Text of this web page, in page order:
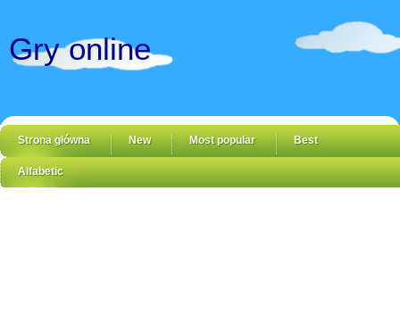
Gry online
Strona główna New Most popular Best
Alfabetic